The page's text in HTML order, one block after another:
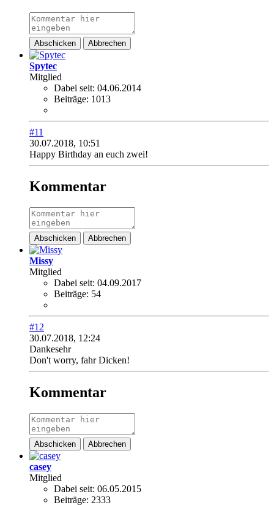
Abschicken Abbrechen
Spytec
Mitglied
Dabei seit: 04.06.2014
Beiträge: 1013
#11
30.07.2018, 10:51
Happy Birthday an euch zwei!
Kommentar
Abschicken Abbrechen
Missy
Mitglied
Dabei seit: 04.09.2017
Beiträge: 54
#12
30.07.2018, 12:24
Dankesehr
Don't worry, fahr Dicken!
Kommentar
Abschicken Abbrechen
casey
Mitglied
Dabei seit: 06.05.2015
Beiträge: 2333